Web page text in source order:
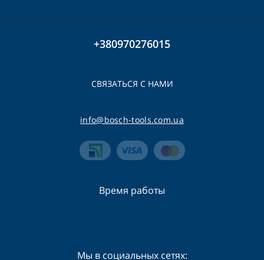
+380970276015
СВЯЗАТЬСЯ С НАМИ
info@bosch-tools.com.ua
Время работы
Мы в социальных сетях: